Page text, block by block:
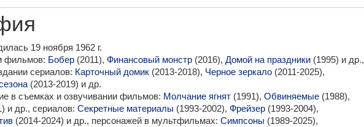
19 ноября 1962 г.
фильмов: Бобер(2011), Финансовый монстр(2016), Домой на праздники(1995) и др.,
сериалов: Карточный домик(2013-2018), Черное зеркало(2011-2025),
(2013-2019) и др.
в съемках и озвучивании фильмов: Молчание ягнят(1991), Обвиняемые(1988),
и др., сериалов: Секретные материалы (1993-2002), Фрейзер(1993-2004),
(2014-2024) и др., персонажей в мультфильмах: Симпсоны (1989-2025),